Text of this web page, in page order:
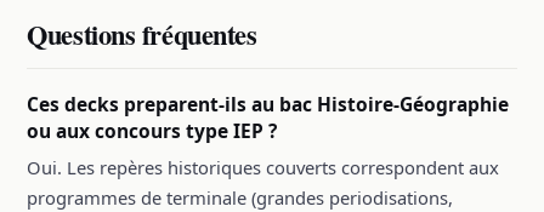
Questions fréquentes
Ces decks preparent-ils au bac Histoire-Géographie
ou aux concours type IEP ?
Oui. Les repères historiques couverts correspondent aux
programmes de terminale (grandes periodisations,